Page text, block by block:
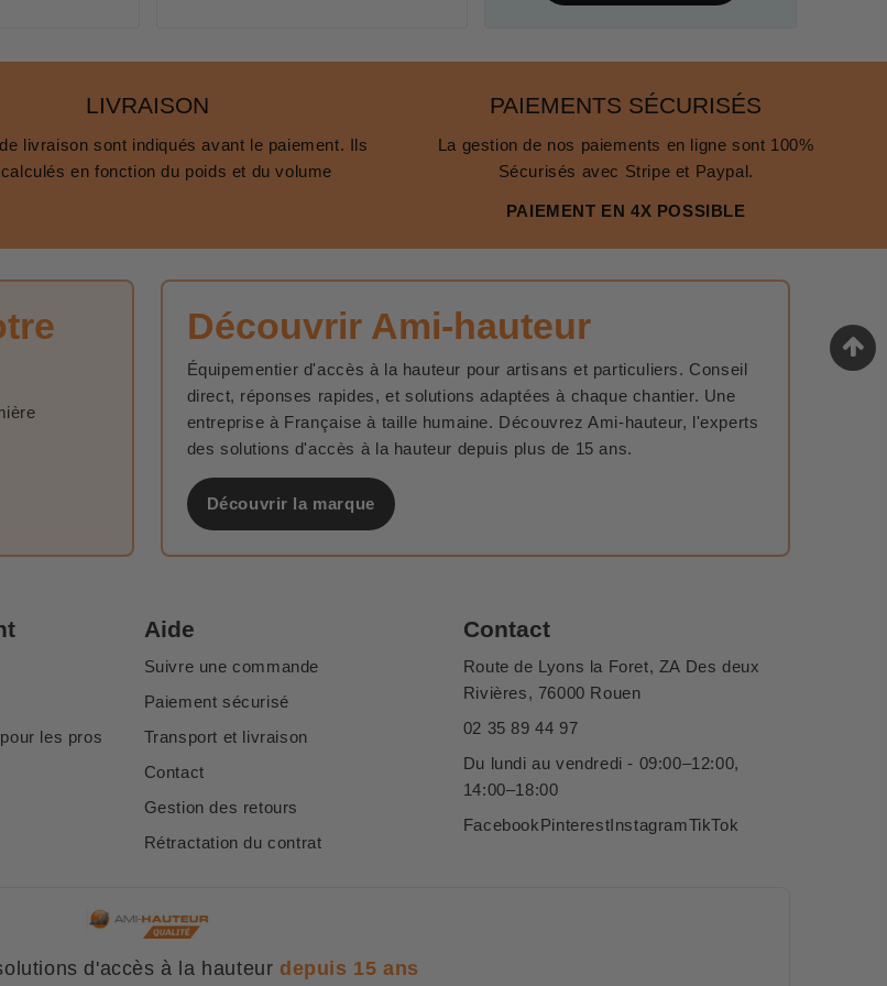
LIVRAISON
livraison sont indiqués avant le paiement. Ils
en fonction du poids et du volume
PAIEMENTS SÉCURISÉS
La gestion de nos paiements en ligne sont 100%
Sécurisés avec Stripe et Paypal.
PAIEMENT EN 4X POSSIBLE
Découvrir Ami-hauteur
Équipementier d'accès à la hauteur pour artisans et particuliers. Conseil
direct, réponses rapides, et solutions adaptées à chaque chantier. Une
entreprise à Française à taille humaine. Découvrez Ami-hauteur, l'experts
des solutions d'accès à la hauteur depuis plus de 15 ans.
Découvrir la marque
les pros
Aide
Suivre une commande
Paiement sécurisé
Transport et livraison
Contact
Gestion des retours
Rétractation du contrat
Contact
Route de Lyons la Foret, ZA Des deux
Rivières, 76000 Rouen
02 35 89 44 97
Du lundi au vendredi - 09:00–12:00,
14:00–18:00
FacebookPinterestInstagramTikTok
d'accès à la hauteur depuis 15 ans